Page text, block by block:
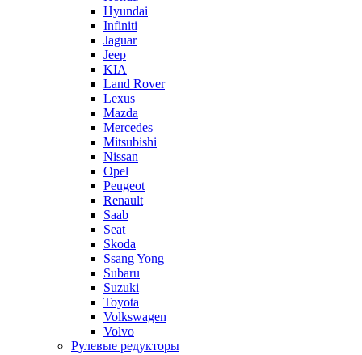
Hyundai
Infiniti
Jaguar
Jeep
KIA
Land Rover
Lexus
Mazda
Mercedes
Mitsubishi
Nissan
Opel
Peugeot
Renault
Saab
Seat
Skoda
Ssang Yong
Subaru
Suzuki
Toyota
Volkswagen
Volvo
Рулевые редукторы